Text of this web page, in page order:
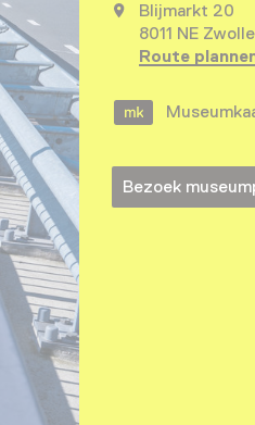
Blijmarkt 20
8011 NE Zwolle
Route
Bezoek